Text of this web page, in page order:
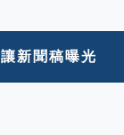
讓新聞稿曝光